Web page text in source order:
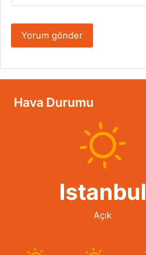
Hava Durumu
Istanbul
Açık